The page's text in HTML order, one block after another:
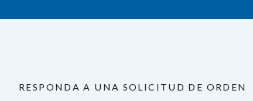
RESPONDA A UNA SOLICITUD DE ORDEN